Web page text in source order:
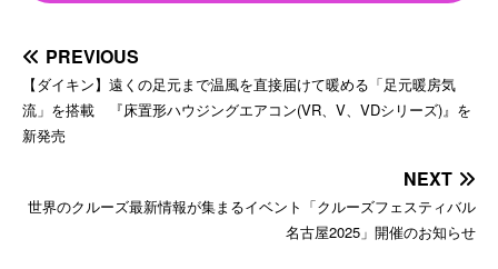
PREVIOUS
【ダイキン】遠くの足元まで温風を直接届けて暖める「足元暖房気
流」を搭載 『床置形ハウジングエアコン(VR、V、VDシリーズ)』を
新発売
NEXT
世界のクルーズ最新情報が集まるイベント「クルーズフェスティバル
名古屋2025」開催のお知らせ